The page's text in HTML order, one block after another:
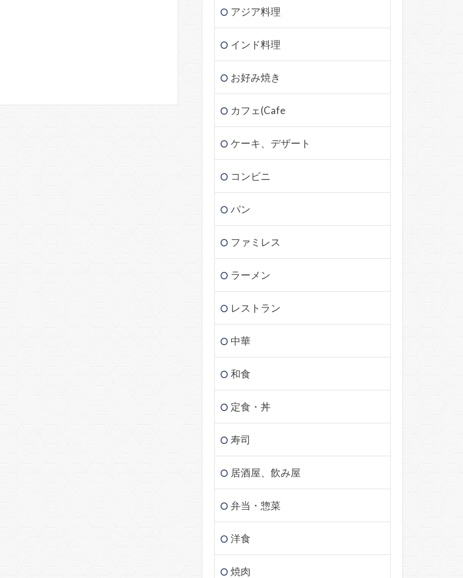
アジア料理
インド料理
お好み焼き
カフェ(Cafe
ケーキ、デザート
コンビニ
パン
ファミレス
ラーメン
レストラン
中華
和食
定食・丼
寿司
居酒屋、飲み屋
弁当・惣菜
洋食
焼肉